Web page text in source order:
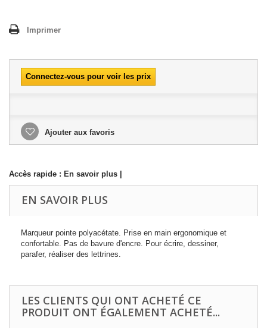
Imprimer
Connectez-vous pour voir les prix
Ajouter aux favoris
Accès rapide : En savoir plus
EN SAVOIR PLUS
Marqueur pointe polyacétate. Prise en main ergonomique et
confortable. Pas de bavure d'encre. Pour écrire, dessiner,
parafer, réaliser des lettrines.
LES CLIENTS QUI ONT ACHETÉ CE
PRODUIT ONT ÉGALEMENT ACHETÉ...